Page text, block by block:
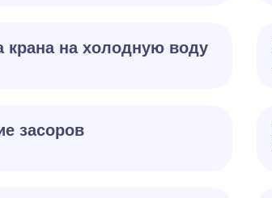
крана на холодную воду
засоров